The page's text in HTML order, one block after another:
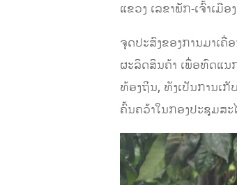
ແຂວງ ເລຂາພັກ-ເຈົ້າເມື
ຈຸດປະສົງຂອງການມາເ
ຜະລິດສິນຄ້າ ເພື່ອທົດແນ
ທ້ອງຖ່ິນ, ທັງເປັນການເກັ
ຄົ້ນຄວ້າໃນກອງປະຊຸມສ